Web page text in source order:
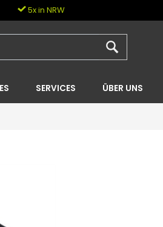
5x in NRW
SERVICES ÜBER UNS